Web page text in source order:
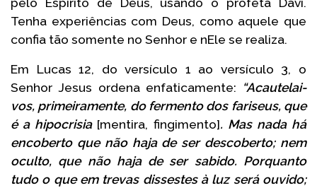
Tenha experiências com Deus, como aquele que
confia tão somente no Senhor e nEle se realiza.
Em Lucas 12, do versículo 1 ao versículo 3, o
Senhor Jesus ordena enfaticamente: “Acautelai-
vos, primeiramente, do fermento dos fariseus, que
é a hipocrisia [mentira, fingimento]. Mas nada há
encoberto que não haja de ser descoberto; nem
oculto, que não haja de ser sabido. Porquanto
tudo o que em trevas dissestes à luz será ouvido;